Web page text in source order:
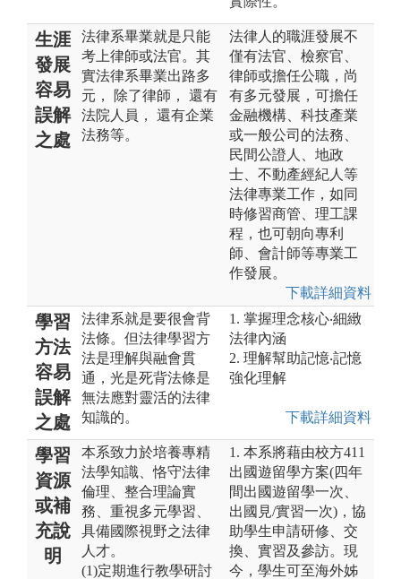
生涯
發展
容易
誤解
之處
法律系畢業就是只能
考上律師或法官。其
實法律系畢業出路多
元， 除了律師， 還有
法院人員， 還有企業
法務等。
法律人的職涯發展不
僅有法官、檢察官、
律師或擔任公職，尚
有多元發展，可擔任
金融機構、科技產業
或一般公司的法務、
民間公證人、地政
士、不動產經紀人等
法律專業工作，如同
時修習商管、理工課
程，也可朝向專利
師、會計師等專業工
作發展。
下載詳細資料
學習
方法
容易
誤解
之處
法律系就是要很會背
法條。但法律學習方
法是理解與融會貫
通，光是死背法條是
無法應對靈活的法律
知識的。
1. 掌握理念核心‧細緻
法律內涵
2. 理解幫助記憶‧記憶
強化理解
下載詳細資料
學習
資源
或補
充說
明
本系致力於培養專精
法學知識、恪守法律
倫理、整合理論實
務、重視多元學習、
具備國際視野之法律
人才。
(1)定期進行教學研討
1. 本系將藉由校方411
出國遊留學方案(四年
間出國遊留學一次、
出國見/實習一次)，協
助學生申請研修、交
換、實習及參訪。現
今，學生可至海外姊